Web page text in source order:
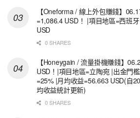
【Oneforma / 線上外包賺錢】
=1,086.4 USD！ |項目地區=西班
USD
0 SHARES
【Honeygain / 流量掛機賺錢】
USD！|項目地區=立陶宛 |出金門
=25% |月均收益=56.663 USD(自
均收益統計更新)
0 SHARES